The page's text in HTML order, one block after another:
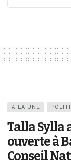
A LA UNE
Talla Sylla
ouverte à
Conseil